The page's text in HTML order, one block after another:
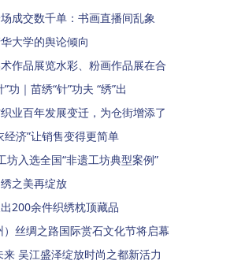
场成交数千单：书画直播间乱象
大学的舆论倾向
作品展览水彩、粉画作品展在合
功｜苗绣“针”功夫 “绣”出
业百年发展变迁，为仓街增添了
经济”让销售变得更简单
坊入选全国“非遗工坊典型案例”
之美再绽放
200余件织绣枕顶藏品
丝绸之路国际赏石文化节将启幕
吴江盛泽绽放时尚之都新活力